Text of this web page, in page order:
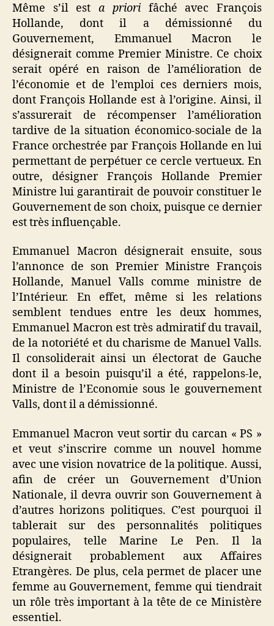
Même s’il esta priorifâché avec François
Hollande, dont il a démissionné du
Gouvernement, Emmanuel Macron le
désignerait comme Premier Ministre. Ce choix
serait opéré en raison de l’amélioration de
l’économie et de l’emploi ces derniers mois,
dont François Hollande est à l’origine. Ainsi, il
s’assurerait de récompenser l’amélioration
tardive de la situation économico-sociale de la
France orchestrée par François Hollande en lui
permettant de perpétuer ce cercle vertueux. En
outre, désigner François Hollande Premier
Ministre lui garantirait de pouvoir constituer le
Gouvernement de son choix, puisque ce dernier
est très influençable.
Emmanuel Macron désignerait ensuite, sous
l’annonce de son Premier Ministre François
Hollande, Manuel Valls comme ministre de
l’Intérieur. En effet, même si les relations
semblent tendues entre les deux hommes,
Emmanuel Macron est très admiratif du travail,
de la notoriété et du charisme de Manuel Valls.
Il consoliderait ainsi un électorat de Gauche
dont il a besoin puisqu’il a été, rappelons-le,
Ministre de l’Economie sous le gouvernement
Valls, dont il a démissionné.
Emmanuel Macron veut sortir du carcan « PS »
et veut s’inscrire comme un nouvel homme
avec une vision novatrice de la politique. Aussi,
afin de créer un Gouvernement d’Union
Nationale, il devra ouvrir son Gouvernement à
d’autres horizons politiques. C’est pourquoi il
tablerait sur des personnalités politiques
populaires, telle Marine Le Pen. Il la
désignerait probablement aux Affaires
Etrangères. De plus, cela permet de placer une
femme au Gouvernement, femme qui tiendrait
un rôle très important à la tête de ce Ministère
essentiel.